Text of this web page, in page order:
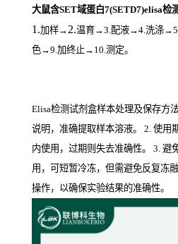
大鼠含SET域蛋白7(SETD7)elisa检
1.加样→ 2.温育→3.配液→4.洗涤
色→9.加终止→10.测定。
Elisa检测试剂盒样本处理及保存方
说明，准确提取样本溶液。 2. 使用
内使用，过期则失去准确性。 3. 避
用，可短暂冷冻，但需避免反复冻
操作，以确保实验结果的准确性。